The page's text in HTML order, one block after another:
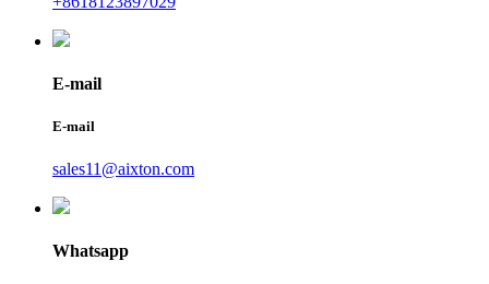
E-mail
E-mail
sales11@aixton.com
Whatsapp